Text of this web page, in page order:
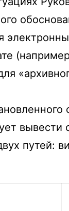
путей: